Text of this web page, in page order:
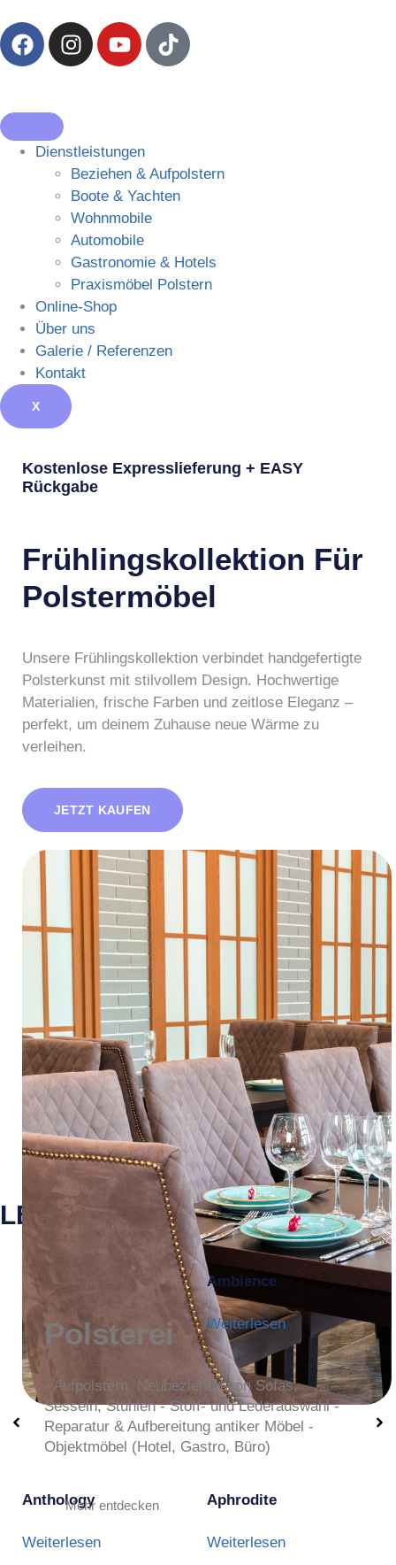
Dienstleistungen
Beziehen & Aufpolstern
Boote & Yachten
Wohnmobile
Automobile
Gastronomie & Hotels
Praxismöbel Polstern
Online-Shop
Über uns
Galerie / Referenzen
Kontakt
X
Kostenlose Expresslieferung + EASY
Rückgabe
Frühlingskollektion Für
Polstermöbel
Unsere Frühlingskollektion verbindet handgefertigte
Polsterkunst mit stilvollem Design. Hochwertige
Materialien, frische Farben und zeitlose Eleganz –
perfekt, um deinem Zuhause neue Wärme zu
verleihen.
JETZT KAUFEN
Polsterkraft
Polsterspezialist
Ihr Spezialist für hochwertige Möbelstoffe,
Polstermaterialien und maßgeschneiderte
Polsterlösungen für jedes Möbelstück.
KONTAKTIEREN SIE UNS
Ambience
Weiterlesen
Anthology
Weiterlesen
Aphrodite
Weiterlesen
LEISTUNGEN
Polsterei
- Aufpolstern, Neubeziehen von Sofas,
Sesseln, Stühlen - Stoff- und Lederauswahl -
Reparatur & Aufbereitung antiker Möbel -
Objektmöbel (Hotel, Gastro, Büro)
Mehr entdecken